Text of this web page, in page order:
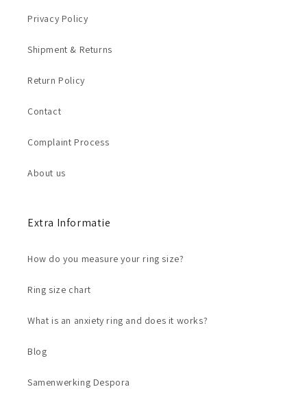
Privacy Policy
Shipment & Returns
Return Policy
Contact
Complaint Process
About us
Extra Informatie
How do you measure your ring size?
Ring size chart
What is an anxiety ring and does it works?
Blog
Samenwerking Despora